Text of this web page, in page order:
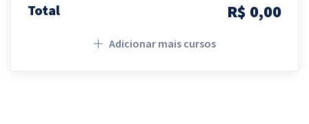
Total R$ 0,00
Adicionar mais cursos